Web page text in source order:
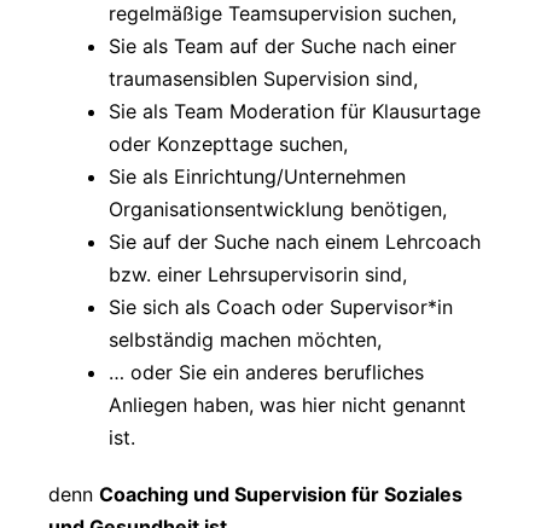
regelmäßige Teamsupervision suchen,
Sie als Team auf der Suche nach einer
traumasensiblen Supervision sind,
Sie als Team Moderation für Klausurtage
oder Konzepttage suchen,
Sie als Einrichtung/Unternehmen
Organisationsentwicklung benötigen,
Sie auf der Suche nach einem Lehrcoach
bzw. einer Lehrsupervisorin sind,
Sie sich als Coach oder Supervisor*in
selbständig machen möchten,
… oder Sie ein anderes berufliches
Anliegen haben, was hier nicht genannt
ist.
denn Coaching und Supervision für Soziales